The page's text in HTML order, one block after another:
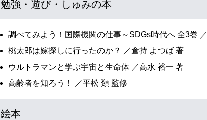
勉強・遊び・しゅみの本
調べてみよう！国際機関の仕事～SDGs時代へ 全3巻
桃太郎は嫁探しに行ったのか？ ／倉持 よつば 著
ウルトラマンと学ぶ宇宙と生命体 ／高水 裕一 著
高齢者を知ろう！ ／平松 類 監修
絵本